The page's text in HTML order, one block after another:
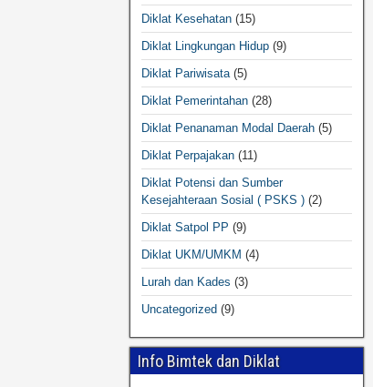
Diklat Kesehatan (15)
Diklat Lingkungan Hidup (9)
Diklat Pariwisata (5)
Diklat Pemerintahan (28)
Diklat Penanaman Modal Daerah (5)
Diklat Perpajakan (11)
Diklat Potensi dan Sumber
Kesejahteraan Sosial ( PSKS ) (2)
Diklat Satpol PP (9)
Diklat UKM/UMKM (4)
Lurah dan Kades (3)
Uncategorized (9)
Info Bimtek dan Diklat